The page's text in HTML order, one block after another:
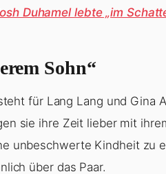
Duhamel lebte „im
Sohn“
für Lang Lang und Gina
sie ihre Zeit lieber mit
unbeschwerte Kindheit zu
über das Paar.